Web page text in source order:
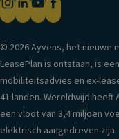
n
bi
j
d
a
gl
ic
h
el
s
A
c
h
t
er
ru
u
el
s
e
q
u
e
© 2026 Ayvens, het nieuwe
LeasePlan is ontstaan, is
mobiliteitsadvies en ex-
41 landen. Wereldwijd
een vloot van 3,4 miljoen
elektrisch aangedreven zijn.